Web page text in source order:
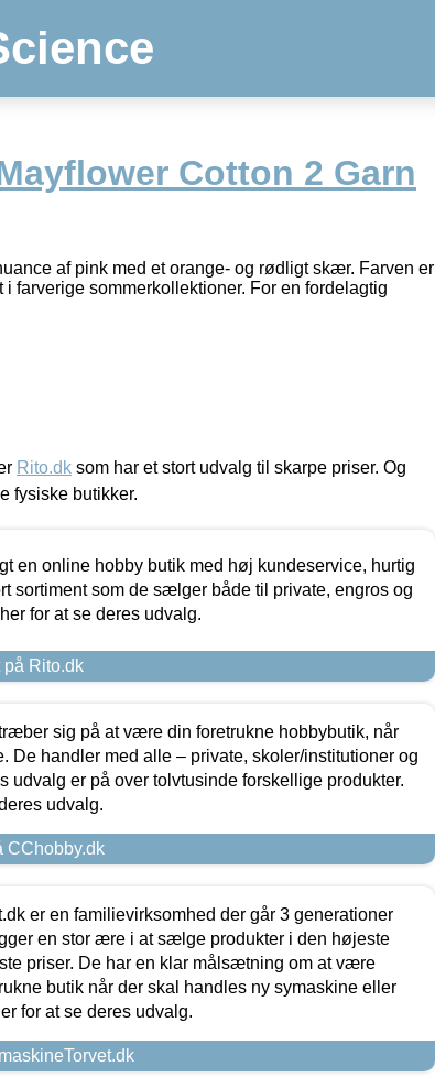
Cotton 2 Garn
af pink med et orange- og rødligt skær. Farven er
farverige sommerkollektioner. For en fordelagtig
Rito.dk som har et stort udvalg til skarpe priser. Og
fysiske butikker.
en online hobby butik med høj kundeservice, hurtig
sortiment som de sælger både til private, engros og
for at se deres udvalg.
Rito.dk
sig på at være din foretrukne hobbybutik, når
De handler med alle – private, skoler/institutioner og
udvalg er på over tolvtusinde forskellige produkter.
udvalg.
CChobby.dk
er en familievirksomhed der går 3 generationer
en stor ære i at sælge produkter i den højeste
priser. De har en klar målsætning om at være
butik når der skal handles ny symaskine eller
for at se deres udvalg.